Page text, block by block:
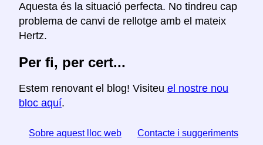
Aquesta és la situació perfecta. No tindreu cap
problema de canvi de rellotge amb el mateix
Hertz.
Per fi, per cert...
Estem renovant el blog! Visiteu el nostre nou
bloc aquí.
Sobre aquest lloc web Contacte i suggeriments